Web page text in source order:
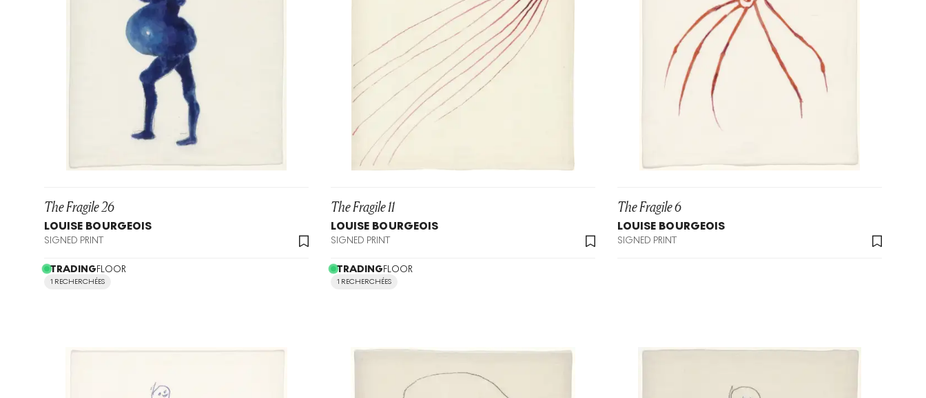
The Fragile 26
LOUISE BOURGEOIS
SIGNED PRINT
TRADINGFLOOR
1 RECHERCHÉES
The Fragile 11
LOUISE BOURGEOIS
SIGNED PRINT
TRADINGFLOOR
1 RECHERCHÉES
The Fragile 6
LOUISE BOURGEOIS
SIGNED PRINT